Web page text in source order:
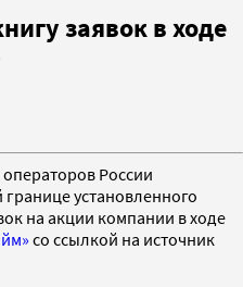
заявок в ходе
России
установленного
на акции компании в ходе
со ссылкой на источник